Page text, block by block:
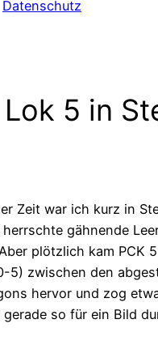
Datenschutz
Lok 5 in
Zeit war ich kurz in
gähnende
plötzlich kam PCK
5) zwischen den
hervor und zog
gerade so für ein Bild